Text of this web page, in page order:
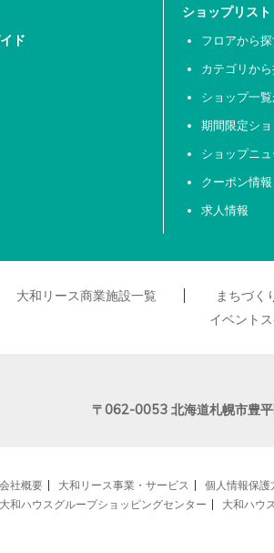
ド
ショップリスト
フロアから探
カテゴリか
ショップ一
期間限定シ
ショップニュ
クーポン情報
求人情報
大和リース商業施設一覧 まちづく
イベント
〒062-0053 北海道札幌市豊
会社概要 大和リース事業・サービス 個人情報保護
大和ハウスグループショッピングセンター
大和ハウ